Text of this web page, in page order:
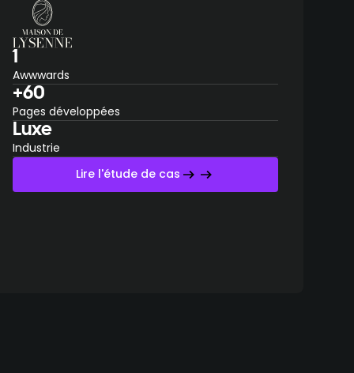
1
Awwwards
+60
Pages développées
Luxe
Industrie
Lire l'étude de cas